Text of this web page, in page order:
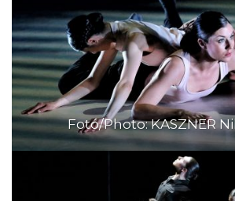
Fotó/Photo: KASZNER